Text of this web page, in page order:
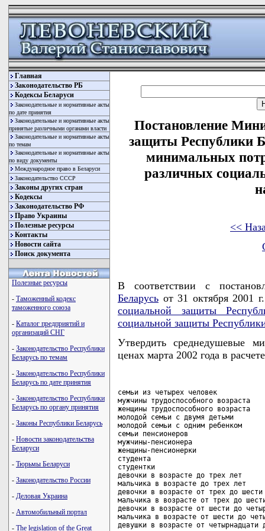
Главная
Законодательство РБ
Кодексы Беларуси
Законодательные и нормативные акты
по дате принятия
Законодательные и нормативные акты
принятые различными органами власти
Законодательные и нормативные акты
по темам
Законодательные и нормативные акты
по виду документы
Международное право в Беларуси
Законодательство СССР
Законы других стран
Кодексы
Законодательство РФ
Право Украины
Полезные ресурсы
Контакты
Новости сайта
Поиск документа
Полезные ресурсы
- Таможенный кодекс
таможенного союза
- Каталог предприятий и
организаций СНГ
- Законодательство Республики
Беларусь по темам
- Законодательство Республики
Беларусь по дате принятия
- Законодательство Республики
Беларусь по органу принятия
- Законы Республики Беларусь
- Новости законодательства
Беларуси
- Тюрьмы Беларуси
- Законодательство России
- Деловая Украина
- Автомобильный портал
- The legislation of the Great
Постановление
защиты Республики
минимальных
различных
<<
В соответствии с
Беларусь от 31 октября 2001
социальной защиты
социальной защиты
Утвердить среднедушевые
ценах марта 2002 года в
семьи из четырех человек
мужчины трудоспособного
женщины трудоспособного
молодой семьи с двумя
молодой семьи с одним
семьи пенсионеров
мужчины-пенсионера
женщины-пенсионерки
студента
студентки
девочки в возрасте до трех
мальчика в возрасте до трех
девочки в возрасте от трех до
мальчика в возрасте от трех до
девочки в возрасте от шести до
мальчика в возрасте от шести до
девушки в возрасте от